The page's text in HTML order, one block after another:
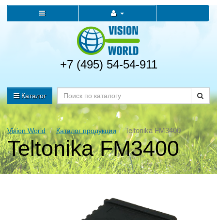
+7 (495) 54-54-911
Каталог
Vision World Каталог продукции Teltonika FM3400
Teltonika FM3400